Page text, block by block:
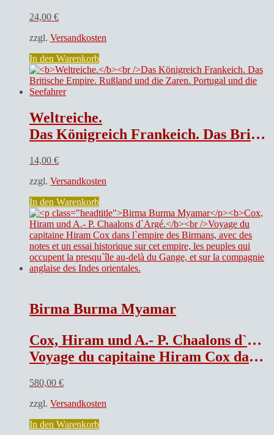
24,00 €
zzgl. Versandkosten
In den Warenkorb
Weltreiche.
Das Königreich Frankeich. Das Britische Empire. Rußland und die Zaren. Portugal und die Seefahrer
14,00 €
zzgl. Versandkosten
In den Warenkorb
Birma Burma Myamar
Cox, Hiram und A.- P. Chaalons d`Argé.
Voyage du capitaine Hiram Cox dans l`empire des Birmans, avec des notes et un essai historique sur cet empire, les peuples qui occupent la presqu`île au-delà du Gange, et sur la compagnie anglaise des Indes orientales.
580,00 €
zzgl. Versandkosten
In den Warenkorb